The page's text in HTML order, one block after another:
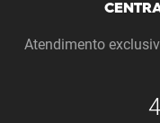
Atendimento